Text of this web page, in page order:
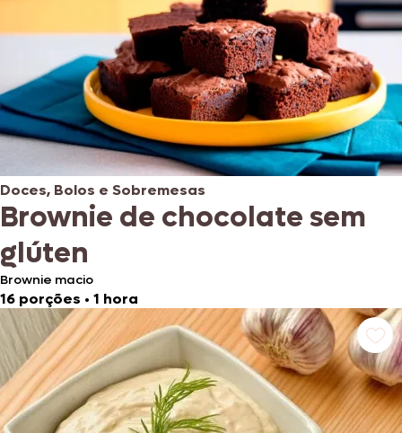
Doces, Bolos e Sobremesas
Brownie de chocolate sem
glúten
Brownie macio
16 porções • 1 hora